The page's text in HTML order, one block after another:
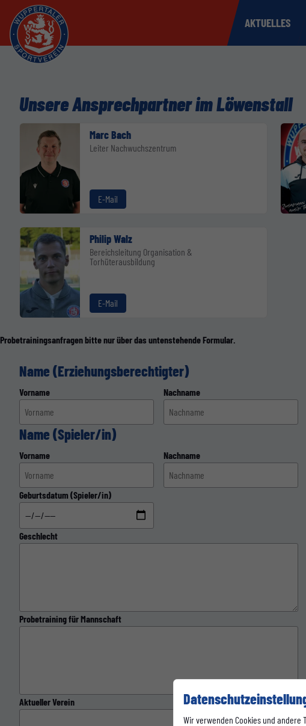
Wir verwenden Cookies und andere
AKTUELLES
Unsere Ansprechpartner im Löwenstall
Marc Bach
Leiter Nachwuchszentrum
E-Mail
Philip Walz
Bereichsleitung Organisation &
Torhüterausbildung
E-Mail
Probetrainingsanfragen bitte nur über das untenstehende Formular.
Name (Erziehungsberechtigter)
Vorname Nachname
Name (Spieler/in)
Vorname Nachname
Geburtsdatum (Spieler/in)
Geschlecht
Probetraining für Mannschaft
Aktueller Verein